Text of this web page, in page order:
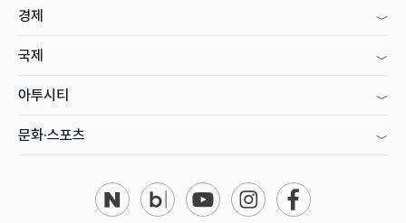
경제
국제
아투시티
문화·스포츠